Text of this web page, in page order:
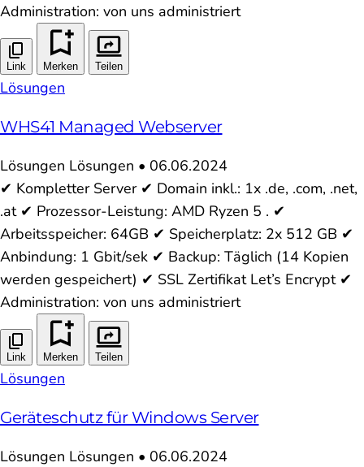
Administration: von uns administriert
Link Merken Teilen
Lösungen
WHS41 Managed Webserver
Lösungen Lösungen • 06.06.2024
✔ Kompletter Server ✔ Domain inkl.: 1x .de, .com, .net,
.at ✔ Prozessor-Leistung: AMD Ryzen 5 . ✔
Arbeitsspeicher: 64GB ✔ Speicherplatz: 2x 512 GB ✔
Anbindung: 1 Gbit/sek ✔ Backup: Täglich (14 Kopien
werden gespeichert) ✔ SSL Zertifikat Let’s Encrypt ✔
Administration: von uns administriert
Link Merken Teilen
Lösungen
Geräteschutz für Windows Server
Lösungen Lösungen • 06.06.2024